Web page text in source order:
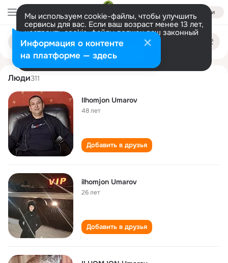
Войти
Мы используем cookie-файлы, чтобы улучшить
сервисы для вас. Если ваш возраст менее 13 лет,
настроить cookie-файлы должен ваш законный
представитель. Больше информации
Разрешить все Настроить
Поиск
людям
ilhomjon umarov
Люди311
Ilhomjon Umarov
48 лет
Добавить в друзья
ilhomjon Umarov
26 лет
Добавить в друзья
Информация о контенте
на платформе — здесь